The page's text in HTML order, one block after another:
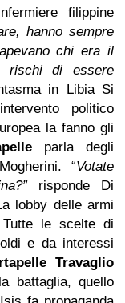
filippine
hanno sempre
chi era il
rischi di essere
in Libia Si
politico
la fanno gli
parla degli
“Votate
risponde Di
lobby delle armi
Tutte le scelte di
e da interessi
Travaglio
battaglia, quello